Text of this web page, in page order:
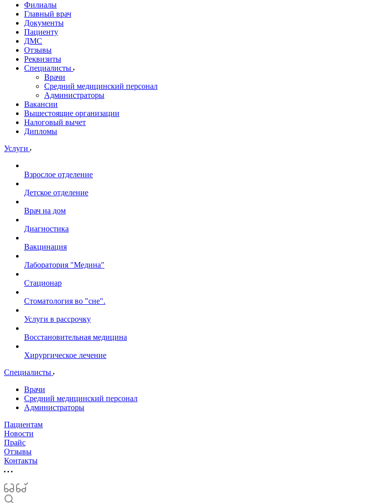
Филиалы
Главный врач
Документы
Пациенту
ДМС
Отзывы
Реквизиты
Специалисты
Врачи
Средний медицинский персонал
Администраторы
Вакансии
Вышестоящие организации
Налоговый вычет
Дипломы
Услуги
Взрослое отделение
Детское отделение
Врач на дом
Диагностика
Вакцинация
Лаборатория "Медина"
Стационар
Стоматология во "сне".
Услуги в рассрочку
Восстановительная медицина
Хирургическое лечение
Специалисты
Врачи
Средний медицинский персонал
Администраторы
Пациентам
Новости
Прайс
Отзывы
Контакты